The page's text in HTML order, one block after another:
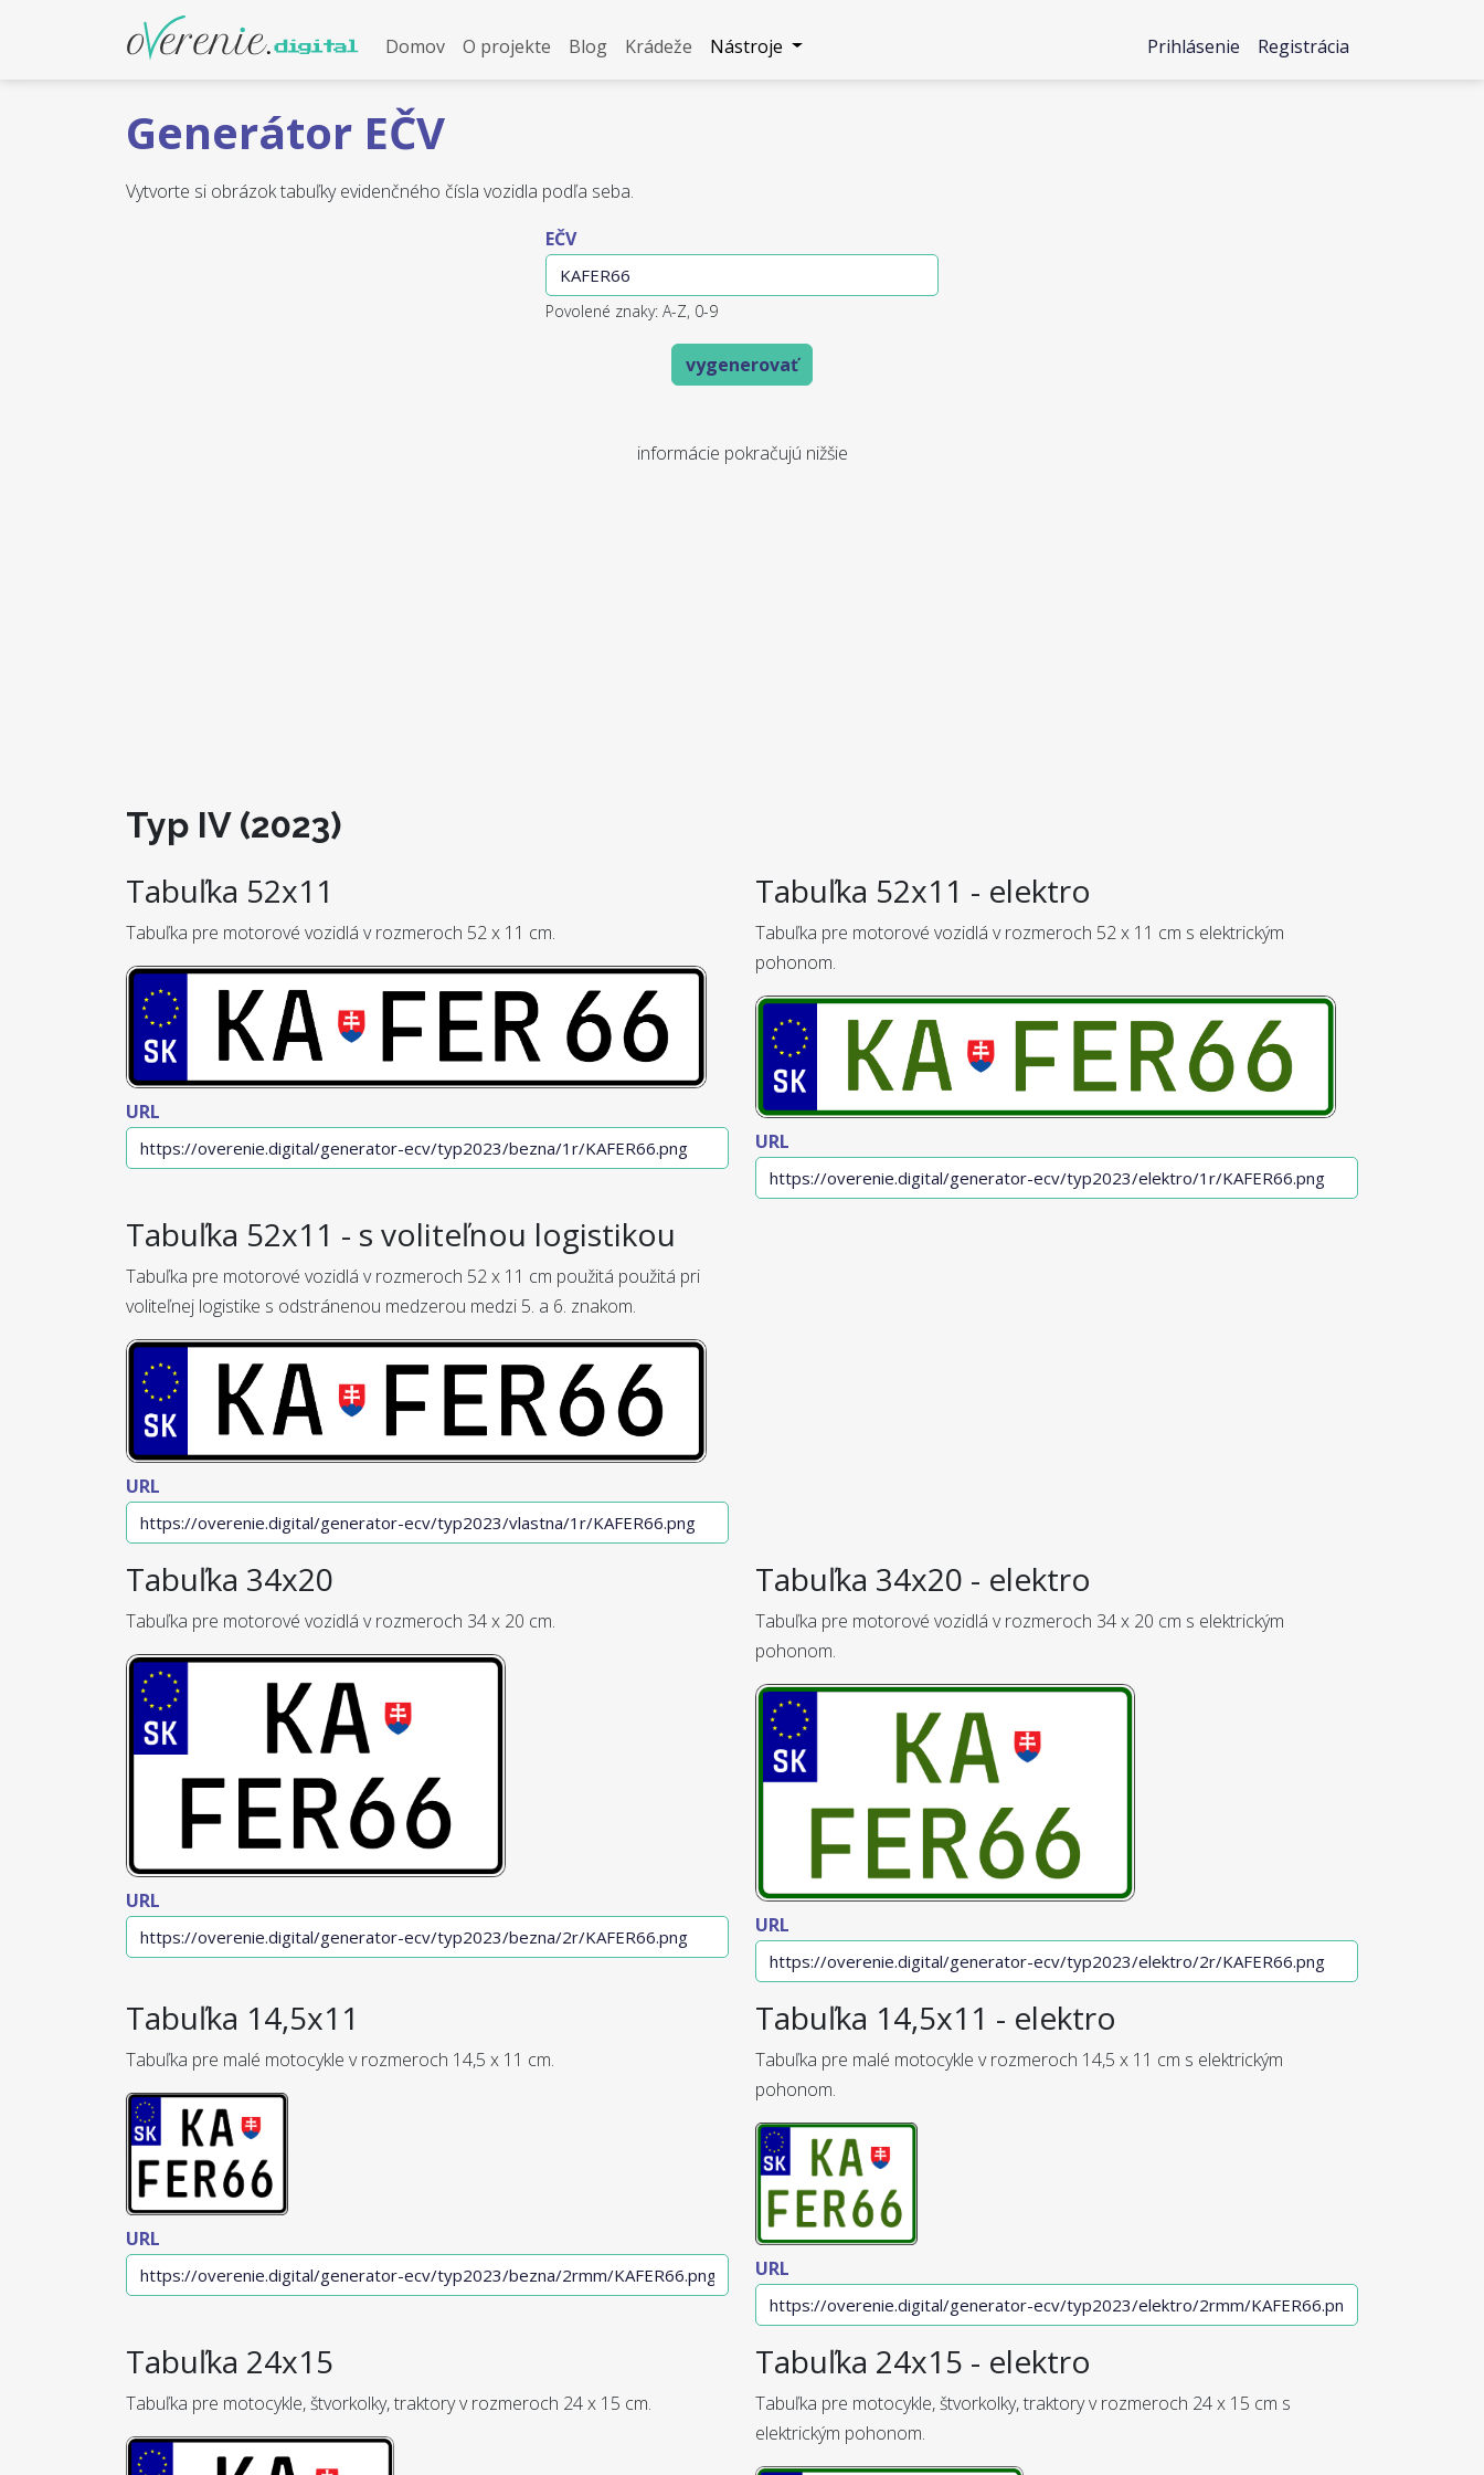
Domov O projekte Blog Krádeže Nástroje Prihlásenie Registrácia
Generátor EČV
Vytvorte si obrázok tabuľky evidenčného čísla vozidla podľa seba.
EČV
Povolené znaky: A-Z, 0-9
vygenerovať
informácie pokračujú nižšie
Typ IV (2023)
Tabuľka 52x11
Tabuľka pre motorové vozidlá v rozmeroch 52 x 11 cm.
URL
Tabuľka 52x11 - elektro
Tabuľka pre motorové vozidlá v rozmeroch 52 x 11 cm s elektrickým
pohonom.
URL
Tabuľka 52x11 - s voliteľnou logistikou
Tabuľka pre motorové vozidlá v rozmeroch 52 x 11 cm použitá použitá pri
voliteľnej logistike s odstránenou medzerou medzi 5. a 6. znakom.
URL
Tabuľka 34x20
Tabuľka pre motorové vozidlá v rozmeroch 34 x 20 cm.
URL
Tabuľka 34x20 - elektro
Tabuľka pre motorové vozidlá v rozmeroch 34 x 20 cm s elektrickým
pohonom.
URL
Tabuľka 14,5x11
Tabuľka pre malé motocykle v rozmeroch 14,5 x 11 cm.
URL
Tabuľka 14,5x11 - elektro
Tabuľka pre malé motocykle v rozmeroch 14,5 x 11 cm s elektrickým
pohonom.
URL
Tabuľka 24x15
Tabuľka pre motocykle, štvorkolky, traktory v rozmeroch 24 x 15 cm.
Tabuľka 24x15 - elektro
Tabuľka pre motocykle, štvorkolky, traktory v rozmeroch 24 x 15 cm s
elektrickým pohonom.